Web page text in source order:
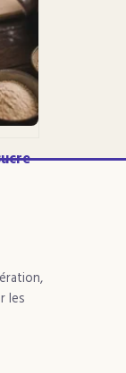
les